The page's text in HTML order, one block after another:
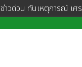
ข่าวด่วน ทันเหตุการณ์ เศ